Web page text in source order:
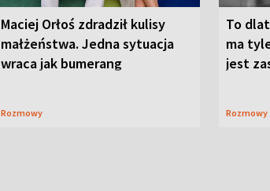
Maciej Orłoś zdradził kulisy
małżeństwa. Jedna sytuacja
wraca jak bumerang
Rozmowy
To
ma
jest
Rozmowy